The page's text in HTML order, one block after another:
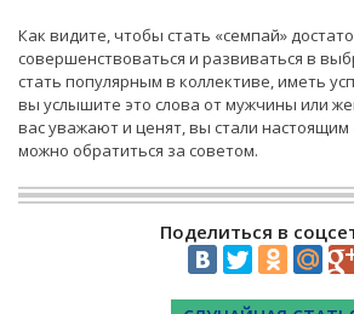
Как видите, чтобы стать «семпай»
совершенствоваться и развиваться в
стать популярным в коллективе, иметь
вы услышите это слова от мужчины или
вас уважают и ценят, вы стали настоящим
можно обратиться за советом.
Поделиться в